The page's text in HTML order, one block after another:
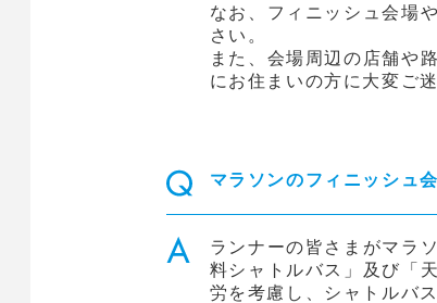
なお、フィニッシュ会場
さい。
また、会場周辺の店舗や
にお住まいの方に大変ご
マラソンのフィニッシュ
ランナーの皆さまがマラ
料シャトルバス」及び「
労を考慮し、シャトルバ